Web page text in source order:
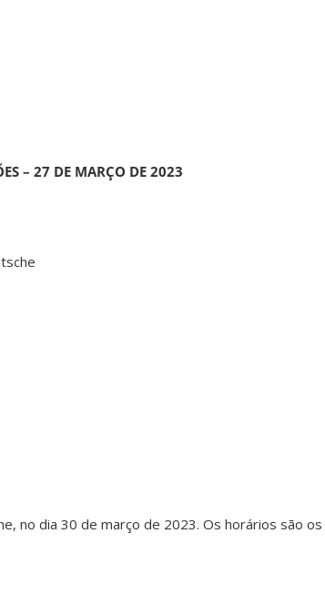
– 27 DE MARÇO DE 2023
no dia 30 de março de 2023. Os horários são